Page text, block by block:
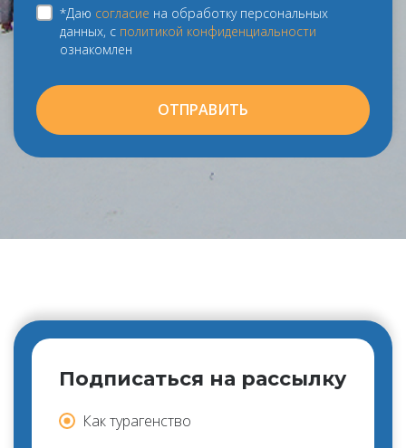
*Даю согласие на обработку персональных
данных, с политикой конфиденциальности
ознакомлен
ОТПРАВИТЬ
Подписаться на рассылку
Как турагенство